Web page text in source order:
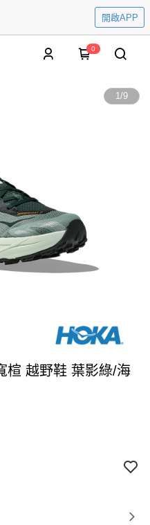
開啟APP
0
1/9
楦 越野鞋 葉影綠/海